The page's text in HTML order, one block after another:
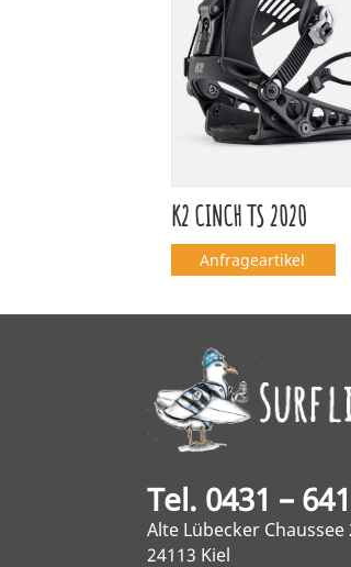
K2 CINCH TS 2020
Anfrageartikel
Tel. 0431 –
Alte Lübecker Chaussee
24113 Kiel